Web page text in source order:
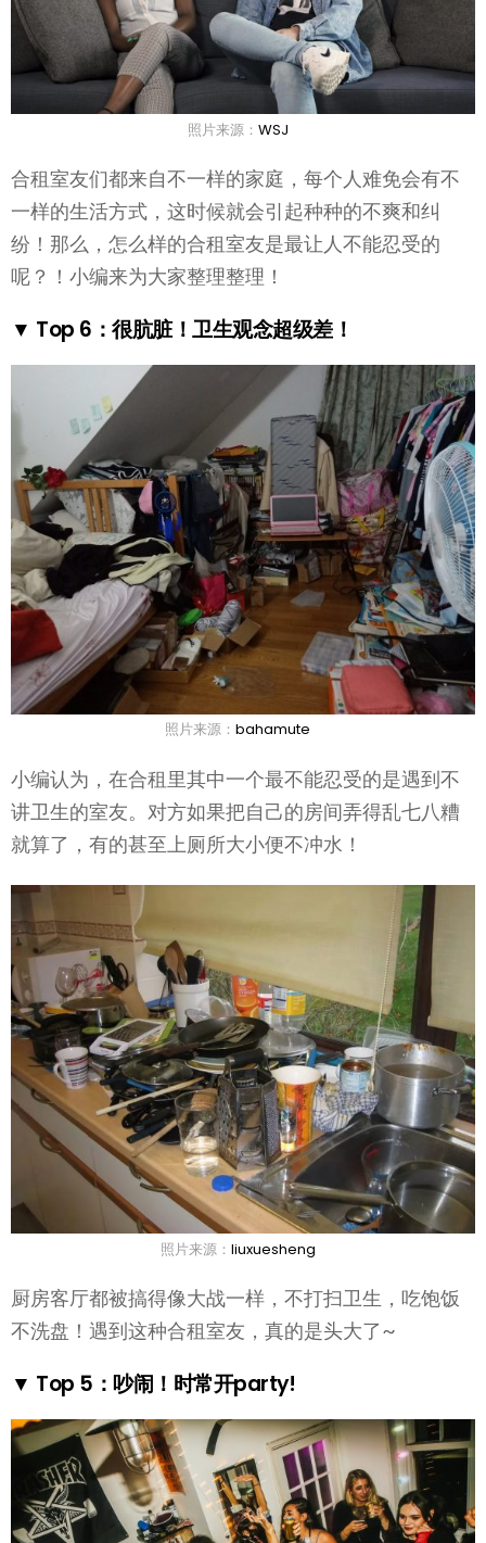
照片来源： WSJ
合租室友们都来自不一样的家庭，每个人难免会有不
一样的生活方式，这时候就会引起种种的不爽和纠
纷！那么，怎么样的合租室友是最让人不能忍受的
呢？！小编来为大家整理整理！
▼ Top 6：很肮脏！卫生观念超级差！
照片来源： bahamute
小编认为，在合租里其中一个最不能忍受的是遇到不
讲卫生的室友。对方如果把自己的房间弄得乱七八糟
就算了，有的甚至上厕所大小便不冲水！
照片来源： liuxuesheng
厨房客厅都被搞得像大战一样，不打扫卫生，吃饱饭
不洗盘！遇到这种合租室友，真的是头大了~
▼ Top 5：吵闹！时常开party!